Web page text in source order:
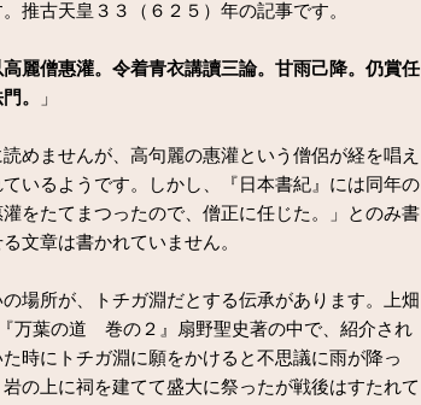
推古天皇３３（６２５）年の記事です。
高麗僧惠灌。令着青衣講讀三論。甘雨己降。仍賞任
。
」
めませんが、高句麗の惠灌という僧侶が経を唱え
いるようです。しかし、『日本書紀』には同年の
をたてまつったので、僧正に任じた。」とのみ書
文章は書かれていません。
場所が、トチガ淵だとする伝承があります。上畑
万葉の道 巻の２』扇野聖史著の中で、紹介され
時にトチガ淵に願をかけると不思議に雨が降っ
の上に祠を建てて盛大に祭ったが戦後はすたれて